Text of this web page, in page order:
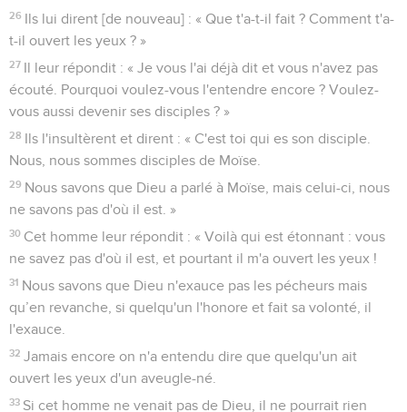
26 Ils lui dirent [de nouveau] : « Que t'a-t-il fait ? Comment t'a-
t-il ouvert les yeux ? »
27 Il leur répondit : « Je vous l'ai déjà dit et vous n'avez pas
écouté. Pourquoi voulez-vous l'entendre encore ? Voulez-
vous aussi devenir ses disciples ? »
28 Ils l'insultèrent et dirent : « C'est toi qui es son disciple.
Nous, nous sommes disciples de Moïse.
29 Nous savons que Dieu a parlé à Moïse, mais celui-ci, nous
ne savons pas d'où il est. »
30 Cet homme leur répondit : « Voilà qui est étonnant : vous
ne savez pas d'où il est, et pourtant il m'a ouvert les yeux !
31 Nous savons que Dieu n'exauce pas les pécheurs mais
qu’en revanche, si quelqu'un l'honore et fait sa volonté, il
l'exauce.
32 Jamais encore on n'a entendu dire que quelqu'un ait
ouvert les yeux d'un aveugle-né.
33 Si cet homme ne venait pas de Dieu, il ne pourrait rien